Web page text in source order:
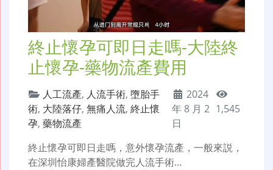
終止懷孕可即日走嗎-大陸終
止懷孕-藥物流產費用
人工流產, 人流手術, 墮胎手
術, 大陸落仔, 無痛人流, 終止懷
孕, 藥物流產
2024
年 8 月 2
日
1,545
終止懷孕可即日走嗎，意外懷孕流產，一般來説，
在深圳怡康婦產醫院做完人流手術…